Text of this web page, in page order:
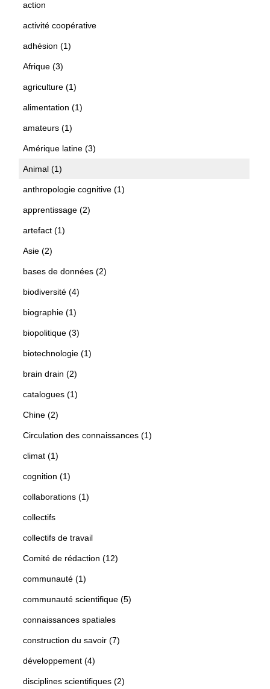
action
activité coopérative
adhésion (1)
Afrique (3)
agriculture (1)
alimentation (1)
amateurs (1)
Amérique latine (3)
Animal (1)
anthropologie cognitive (1)
apprentissage (2)
artefact (1)
Asie (2)
bases de données (2)
biodiversité (4)
biographie (1)
biopolitique (3)
biotechnologie (1)
brain drain (2)
catalogues (1)
Chine (2)
Circulation des connaissances (1)
climat (1)
cognition (1)
collaborations (1)
collectifs
collectifs de travail
Comité de rédaction (12)
communauté (1)
communauté scientifique (5)
connaissances spatiales
construction du savoir (7)
développement (4)
disciplines scientifiques (2)